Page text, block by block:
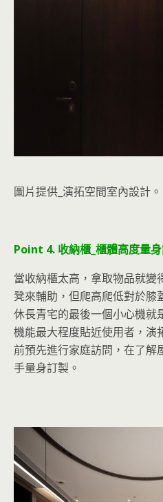
圖片提供_演拓空間室內設計。
Point 4. 收納櫃_櫃體高度量
當收納櫃太高，拿取物品就變
凳來輔助，但爬高爬低對於膝
休長青宅的最後一個小心機就
機能最大程度貼近使用者，演
前預先進行家庭訪問，在了解
手量身訂製。